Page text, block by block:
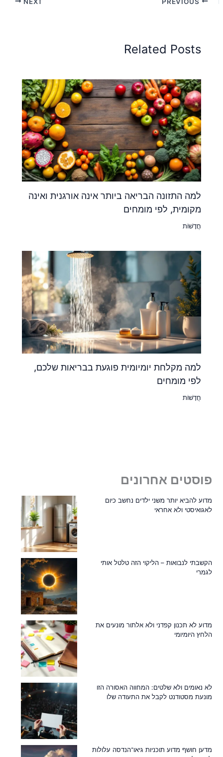
Related Posts
למה התזונה הבריאה ביותר אינה אורגנית ואינה
מקומית, לפי מומחים
חֲדָשׁוֹת
למה מקלחת יומיומית פוגעת בבריאות שלכם,
לפי מומחים
חֲדָשׁוֹת
פוסטים אחרונים
מדוע להביא יותר משני ילדים נחשב כיום
לאגואיסטי ולא אחראי
הקשבתי לנבואות – הליקוי הזה טלטל אותי
לגמרי
מדוע לא תכנון קפדני ולא אלתור מונעים את
הלחץ היומיומי
לא נאומים ולא שלטים: המחווה האסורה הזו
מונעת מסטודנט לקבל את התעודה שלו
מדען חושף מדוע תוכניות גיאו־הנדסה עלולות